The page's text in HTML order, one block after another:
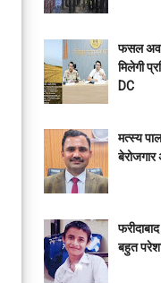
फसल
मिलेगी
DC
मत्स्य
बेरोजगार
बहुत